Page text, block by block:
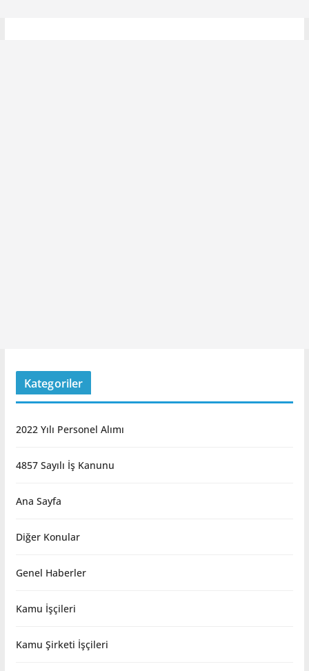
Kategoriler
2022 Yılı Personel Alımı
4857 Sayılı İş Kanunu
Ana Sayfa
Diğer Konular
Genel Haberler
Kamu İşçileri
Kamu Şirketi İşçileri